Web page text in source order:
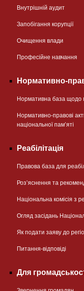
Внутрішній аудит
Запобігання корупції
Очищення влади
Професійне навчання
Нормативно-
Нормативна база щодо
Нормативно-правові
національної памʼяті
Реабілітація
Правова база для
Розʼяснення та
Національна комісія з
Огляд засідань
Як подати заяву до
Питання-відповіді
Для